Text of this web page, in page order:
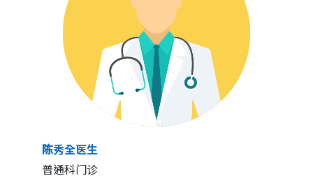
陈秀全医生
普通科门诊